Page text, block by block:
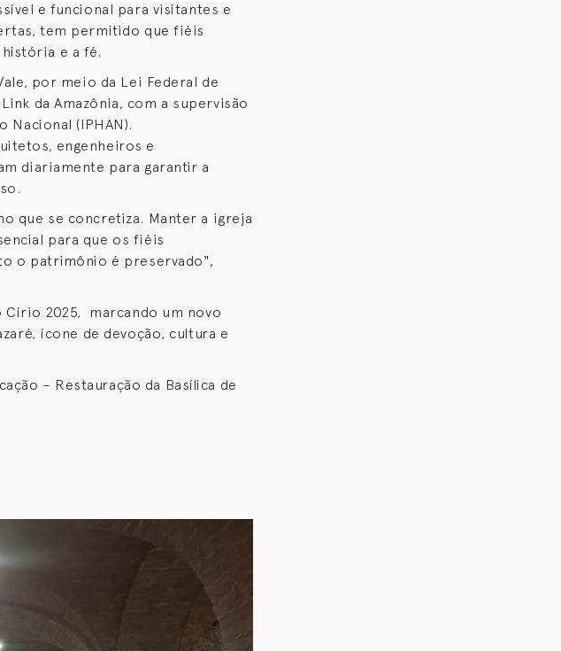
e funcional para visitantes e
tem permitido que fiéis
e a fé.
por meio da Lei Federal de
da Amazônia, com a supervisão
(IPHAN).
engenheiros e
diariamente para garantir a
que se concretiza. Manter a igreja
para que os fiéis
o patrimônio é preservado",
Círio 2025, marcando um novo
ícone de devoção, cultura e
– Restauração da Basílica de